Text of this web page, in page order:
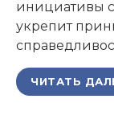
инициативы
укрепит
ЧИТАТЬ